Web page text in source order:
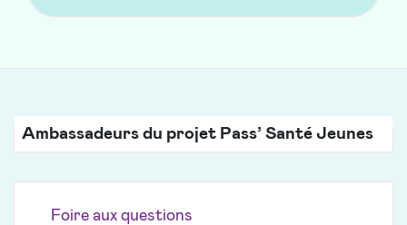
Ambassadeurs du projet Pass’ Santé Jeunes
Foire aux questions